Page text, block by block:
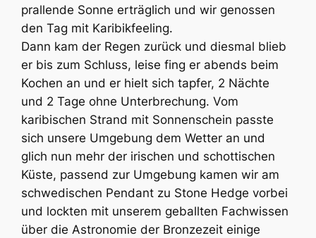
prallende Sonne erträglich und wir genossen
den Tag mit Karibikfeeling.
Dann kam der Regen zurück und diesmal blieb
er bis zum Schluss, leise fing er abends beim
Kochen an und er hielt sich tapfer, 2 Nächte
und 2 Tage ohne Unterbrechung. Vom
karibischen Strand mit Sonnenschein passte
sich unsere Umgebung dem Wetter an und
glich nun mehr der irischen und schottischen
Küste, passend zur Umgebung kamen wir am
schwedischen Pendant zu Stone Hedge vorbei
und lockten mit unserem geballten Fachwissen
über die Astronomie der Bronzezeit einige